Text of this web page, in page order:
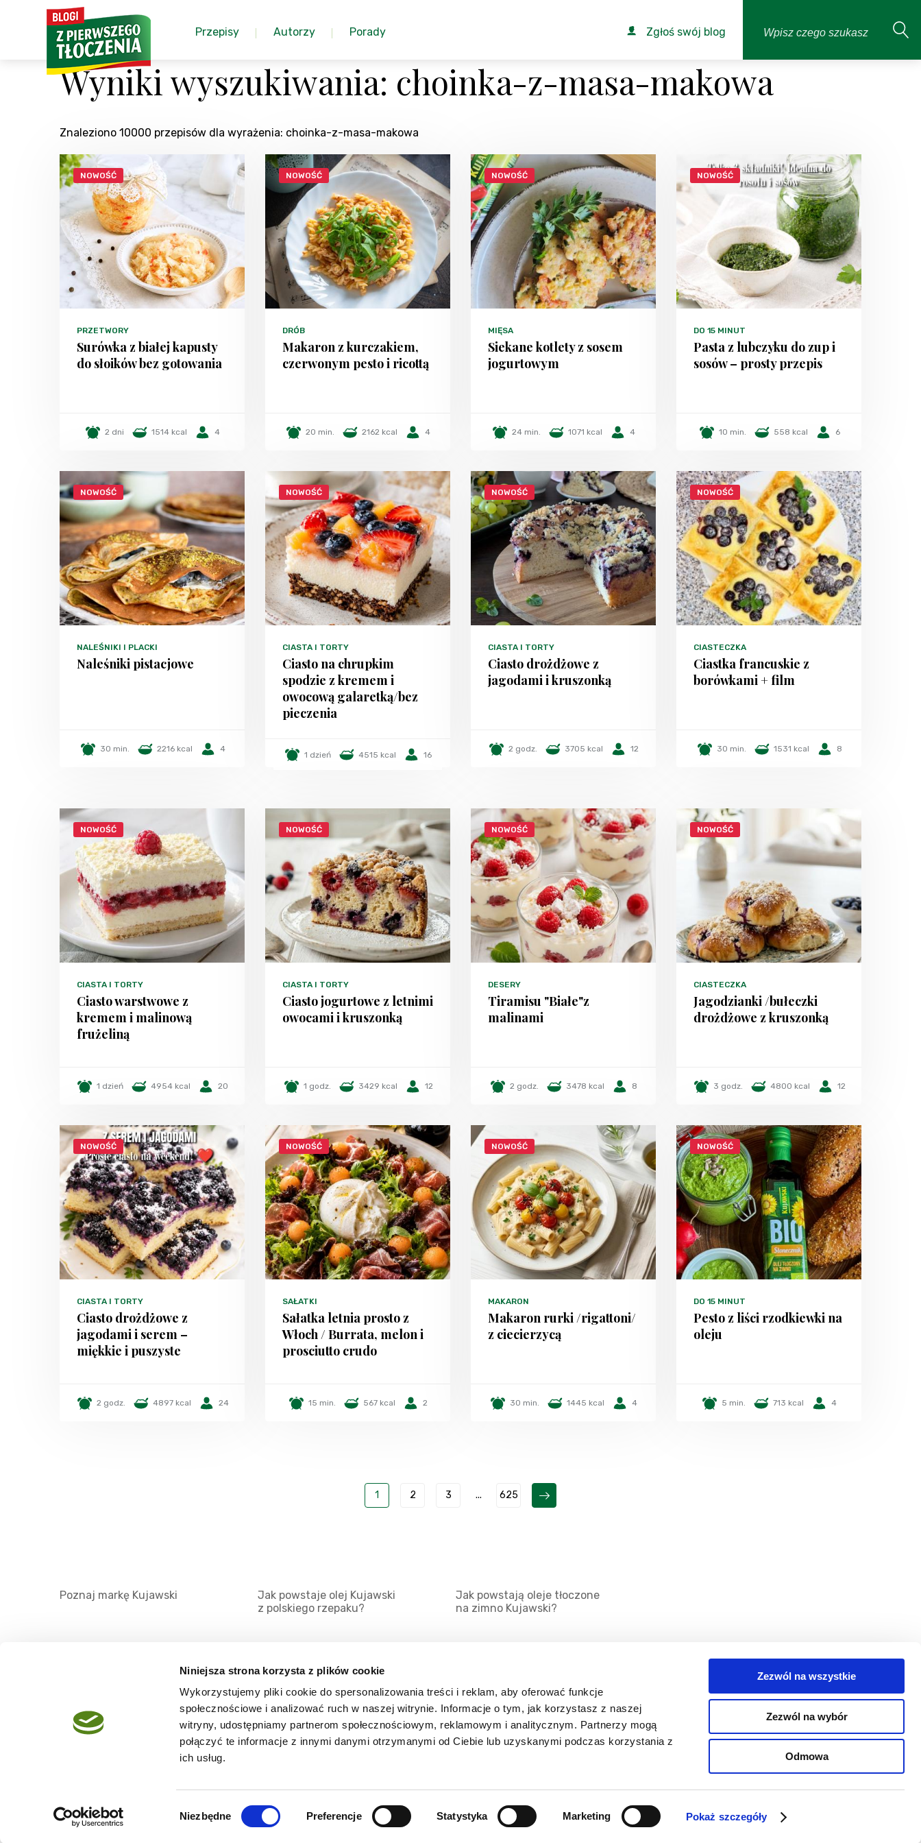
Niniejsza strona korzysta z plików cookie
Wykorzystujemy pliki cookie do spersonalizowania treści i reklam, aby oferować funkcje
społecznościowe i analizować ruch w naszej witrynie. Informacje o tym, jak korzystasz z naszej
witryny, udostępniamy partnerom społecznościowym, reklamowym i analitycznym. Partnerzy mogą
połączyć te informacje z innymi danymi otrzymanymi od Ciebie lub uzyskanymi podczas korzystania z
ich usług.
Niezbędne Preferencje Statystyka Marketing Pokaż szczegóły
Zezwól na wszystkie
Zezwól na wybór
Odmowa
Przepisy Autorzy Porady Zgłoś swój blog
Wyniki wyszukiwania: choinka-z-masa-makowa
Znaleziono 10000 przepisów dla wyrażenia: choinka-z-masa-makowa
NOWOŚĆ
PRZETWORY
Surówka z białej kapusty
do słoików bez gotowania
2 dni 1514 kcal 4
NOWOŚĆ
DRÓB
Makaron z kurczakiem,
czerwonym pesto i ricottą
20 min. 2162 kcal 4
NOWOŚĆ
MIĘSA
Siekane kotlety z sosem
jogurtowym
24 min. 1071 kcal 4
NOWOŚĆ
DO 15 MINUT
Pasta z lubczyku do zup i
sosów – prosty przepis
10 min. 558 kcal 6
NOWOŚĆ
NALEŚNIKI I PLACKI
Naleśniki pistacjowe
30 min. 2216 kcal 4
NOWOŚĆ
CIASTA I TORTY
Ciasto na chrupkim
spodzie z kremem i
owocową galaretką/bez
pieczenia
1 dzień 4515 kcal 16
NOWOŚĆ
CIASTA I TORTY
Ciasto drożdżowe z
jagodami i kruszonką
2 godz. 3705 kcal 12
NOWOŚĆ
CIASTECZKA
Ciastka francuskie z
borówkami + film
30 min. 1531 kcal 8
NOWOŚĆ
CIASTA I TORTY
Ciasto warstwowe z
kremem i malinową
frużeliną
1 dzień 4954 kcal 20
NOWOŚĆ
CIASTA I TORTY
Ciasto jogurtowe z letnimi
owocami i kruszonką
1 godz. 3429 kcal 12
NOWOŚĆ
DESERY
Tiramisu "Białe"z
malinami
2 godz. 3478 kcal 8
NOWOŚĆ
CIASTECZKA
Jagodzianki /bułeczki
drożdżowe z kruszonką
3 godz. 4800 kcal 12
NOWOŚĆ
CIASTA I TORTY
Ciasto drożdżowe z
jagodami i serem –
miękkie i puszyste
2 godz. 4897 kcal 24
NOWOŚĆ
SAŁATKI
Sałatka letnia prosto z
Włoch / Burrata, melon i
prosciutto crudo
15 min. 567 kcal 2
NOWOŚĆ
MAKARON
Makaron rurki /rigattoni/
z ciecierzycą
30 min. 1445 kcal 4
NOWOŚĆ
DO 15 MINUT
Pesto z liści rzodkiewki na
oleju
5 min. 713 kcal 4
1 2 3 ... 625
Poznaj markę Kujawski
Jak powstaje olej Kujawski
z polskiego rzepaku?
Jak powstają oleje tłoczone
na zimno Kujawski?
Regulamin
Mapa serwisu
Kanały RSS
Porady
Kategorie
Kontakt
Zaloguj się
Copyright @2026 zpierwszegotloczenia.pl